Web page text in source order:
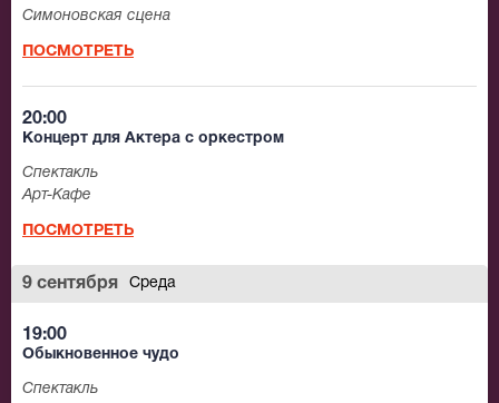
Симоновская сцена
ПОСМОТРЕТЬ
20:00
Концерт для Актера с оркестром
Спектакль
Арт-Кафе
ПОСМОТРЕТЬ
9 сентября Среда
19:00
Обыкновенное чудо
Спектакль